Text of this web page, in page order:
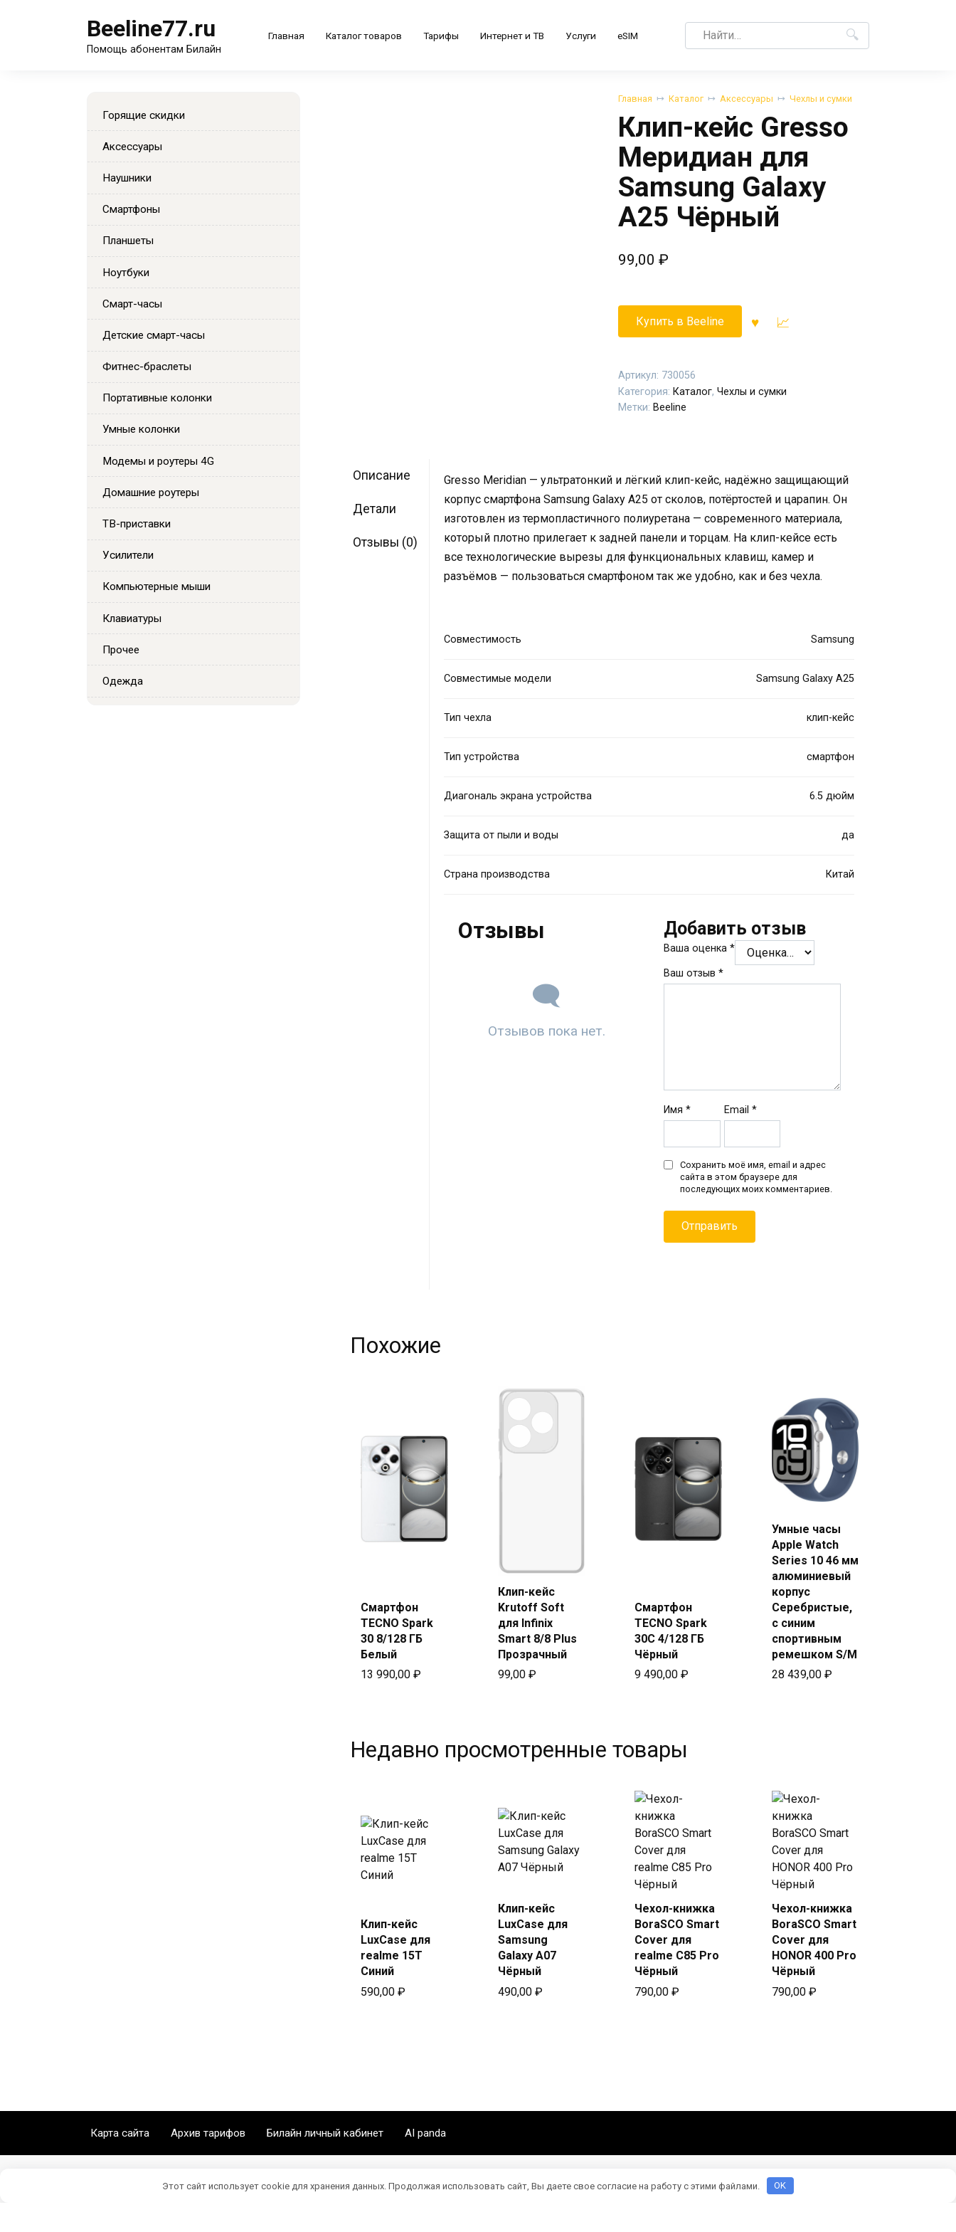
Beeline77.ru
Помощь абонентам Билайн
Главная Каталог товаров Тарифы Интернет и ТВ Услуги eSIM
Search
for:
Главная Каталог Аксессуары Чехлы и сумки
Клип-кейс Gresso
Меридиан для
Samsung Galaxy
A25 Чёрный
99,00 ₽
Купить в Beeline
Артикул: 730056
Категория: Каталог, Чехлы и сумки
Метки: Beeline
Описание
Детали
Отзывы (0)
Gresso Meridian — ультратонкий и лёгкий клип-кейс, надёжно защищающий
корпус смартфона Samsung Galaxy A25 от сколов, потёртостей и царапин. Он
изготовлен из термопластичного полиуретана — современного материала,
который плотно прилегает к задней панели и торцам. На клип-кейсе есть
все технологические вырезы для функциональных клавиш, камер и
разъёмов — пользоваться смартфоном так же удобно, как и без чехла.
Совместимость Samsung
Совместимые модели Samsung Galaxy A25
Тип чехла клип-кейс
Тип устройства смартфон
Диагональ экрана устройства 6.5 дюйм
Защита от пыли и воды да
Страна производства Китай
Отзывы
Отзывов пока нет.
Добавить отзыв
Ваша оценка*
Ваш отзыв*
Имя* Email *
Сохранить моё имя, email и адрес
сайта в этом браузере для
последующих моих комментариев.
Похожие
Смартфон
TECNO Spark
30 8/128 ГБ
Белый
13 990,00 ₽
Купить
в Beeline
Клип-кейс
Krutoff Soft
для Infinix
Smart 8/8 Plus
Прозрачный
99,00 ₽
Смартфон
TECNO Spark
30C 4/128 ГБ
Чёрный
9 490,00 ₽
Купить
в Beeline
Умные часы
Apple Watch
Series 10 46 мм
алюминиевый
корпус
Серебристые,
с синим
спортивным
ремешком S/M
28 439,00 ₽
Недавно просмотренные товары
в Beeline
Клип-кейс
LuxCase для
realme 15T
Синий
590,00 ₽
Купить
в Beeline
Клип-кейс
LuxCase для
Samsung
Galaxy A07
Чёрный
490,00 ₽
Купить
в Beeline
Чехол-книжка
BoraSCO Smart
Cover для
realme C85 Pro
Чёрный
790,00 ₽
Купить
в Beeline
Чехол-книжка
BoraSCO Smart
Cover для
HONOR 400 Pro
Чёрный
790,00 ₽
Горящие скидки
Аксессуары
Наушники
Смартфоны
Планшеты
Ноутбуки
Смарт-часы
Детские смарт-часы
Фитнес-браслеты
Портативные колонки
Умные колонки
Модемы и роутеры 4G
Домашние роутеры
ТВ-приставки
Усилители
Компьютерные мыши
Клавиатуры
Прочее
Одежда
Карта сайта Архив тарифов Билайн личный кабинет AI panda
Этот сайт использует cookie для хранения данных. Продолжая использовать сайт, Вы даете свое согласие на работу с этими файлами. OK